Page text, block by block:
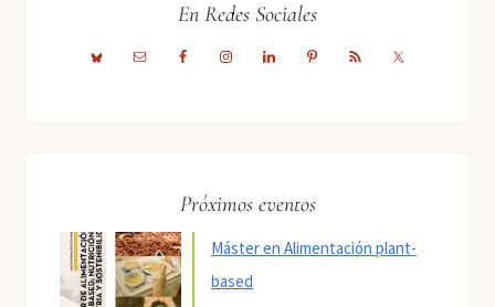
En Redes Sociales
Próximos eventos
Máster en Alimentación plant-
based